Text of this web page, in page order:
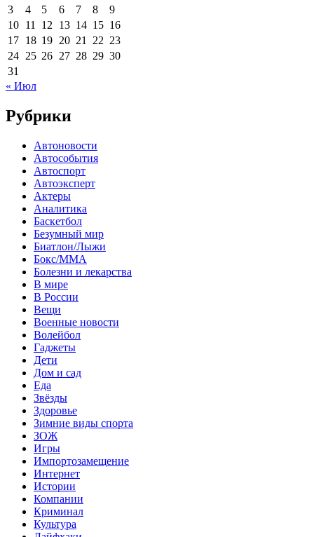
3 4 5 6 7 8
9
10 11 12 13 14 15 16
17 18 19 20 21 22 23
24 25 26 27 28 29 30
31
« Июл
Рубрики
Автоновости
Автособытия
Автоспорт
Автоэксперт
Актеры
Аналитика
Баскетбол
Безумный мир
Биатлон/Лыжи
Бокс/MMA
Болезни и лекарства
В мире
В России
Вещи
Военные новости
Волейбол
Гаджеты
Дети
Дом и сад
Еда
Звёзды
Здоровье
Зимние виды спорта
ЗОЖ
Игры
Импортозамещение
Интернет
Истории
Компании
Криминал
Культура